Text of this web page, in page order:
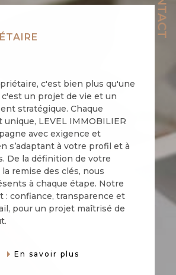
c'est bien plus qu'une
un projet de vie et un
stratégique. Chaque
unique, LEVEL IMMOBILIER
avec exigence et
s’adaptant à votre profil et à
De la définition de votre
remise des clés, nous
à chaque étape. Notre
: confiance, transparence et
pour un projet maîtrisé de
En savoir plus